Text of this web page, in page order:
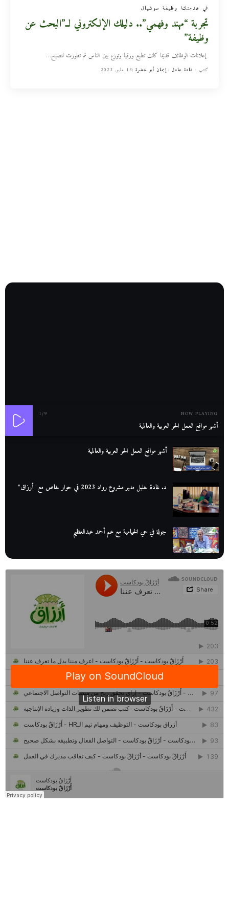
في خدمتك وظيفة سوشيال
تجربة “مهند وفهمي”.. دليلك الإلكتروني لــ”البحث عن
وظيفة”
إعلانات الوظائف قديما كانت تطبع ورقيا وتوزع بين الناس ثم تطورت لتصبح…
كتب : غادة عادل إيمان أبو خضرة 13 مايو, 2023
NOW PLAYING
1/9
أشهر مواقع العمل الحر العربية والعالمية
أشهر مواقع العمل الحر العربية والعالمية
د. غادة خليل مدير مشروع رواد 2023 في حوار خاص مع "أرزاق"
جولة في حي الخيامية مع عم أحمد عبدالعظيم
عم عوض| قصة كفاح بائع كتب تبدأ بالأُمية
أقدم مطحن بن في مصر| يكشف لنا أسرار صناعة البن
حصاد 2022 لمشروع "رواد 2030″
كل ما تريد معرفته عن مشروع "رواد 2030″
مركز جروان للثقافة والفنون | نموذج المركز القروي الريادي في الثقافة